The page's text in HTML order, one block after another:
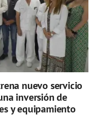
nuevo servicio
inversión de
y equipamiento